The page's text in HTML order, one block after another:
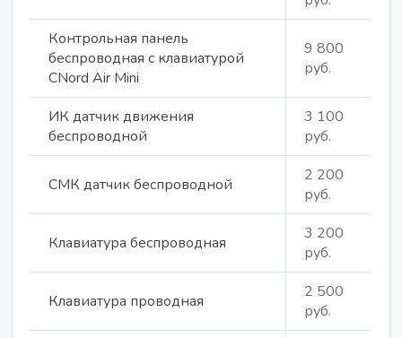
Контрольная панель
беспроводная c клавиатурой
CNord Air Mini
9 800
руб.
ИК датчик движения
беспроводной
3 100
руб.
СМК датчик беспроводной
2 200
руб.
Клавиатура беспроводная
3 200
руб.
Клавиатура проводная
2 500
руб.